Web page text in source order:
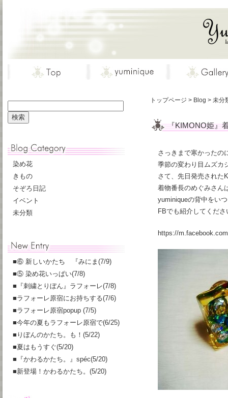
トップページ > Blog > 未分
『KIMONO姫』
さっきまで寒かったの
季節の変わり目ムズカ
さて、先日発売された
着物番長のめぐみさん
yuminiqueの背中をい
FBでも紹介してくだ
https://
染め花
きもの
そぞろ日記
イベント
未分類
■⑥ 新しいかたち 『みにま(7/9)
■⑤ 染め花いっぱい(7/8)
■ 『刺繍とりぼん』ラフォーレ(7/8)
■ラフォーレ原宿にお持ちする(7/6)
■ラフォーレ原宿popup (7/5)
■今年の夏もラフォーレ原宿で(6/25)
■ りぼんのかたち。も！(5/22)
■夏はもうすぐ(5/20)
■ 『かわるかたち。』spéc(5/20)
■新登場！かわるかたち。(5/20)